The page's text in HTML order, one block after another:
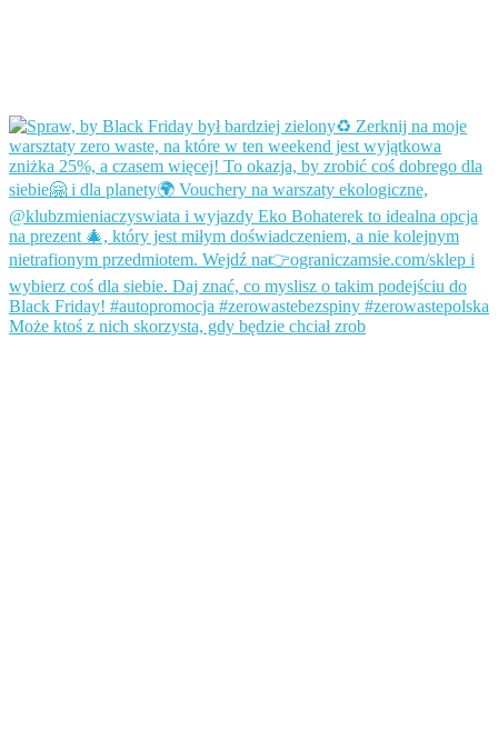
Może ktoś z nich skorzysta, gdy będzie chciał zrob